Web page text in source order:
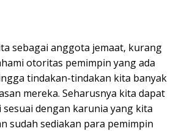
sebagai anggota jemaat, kurang
otoritas pemimpin yang ada
tindakan-tindakan kita banyak
mereka. Seharusnya kita dapat
dengan karunia yang kita
sudah sediakan para pemimpin